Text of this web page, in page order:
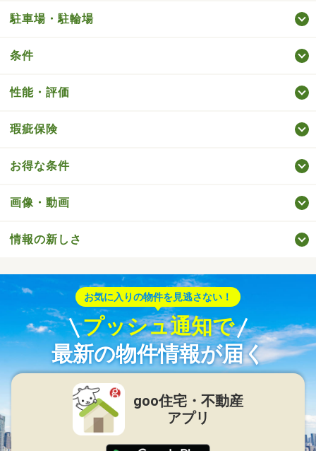
駐車場・駐輪場
条件
性能・評価
瑕疵保険
お得な条件
画像・動画
情報の新しさ
お気に入りの物件を見逃さない！
プッシュ通知で
最新の物件情報が届く
goo住宅・不動産
アプリ